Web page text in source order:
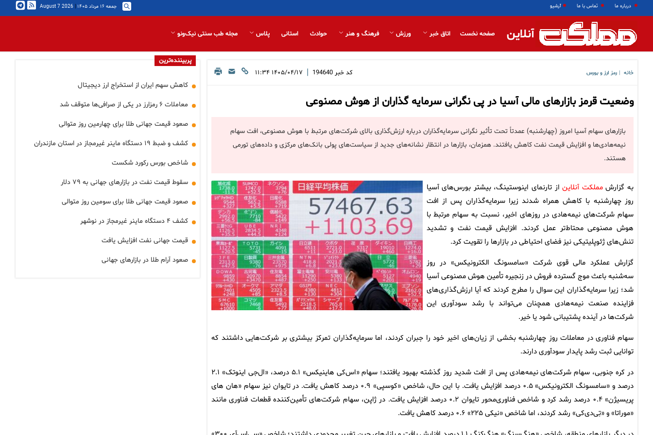
درباره ما تماس با ما آرشیو جمعه ۱۶ مرداد ۱۴۰۵ |
2026 August 7
آنلاین صفحه نخست اتاق خبر ورزش فرهنگ و هنر حوادث استانی پلاس مجله طب سنتی نیک‌ونو
خانه رمز ارز و بورس کد خبر 194640
| ۱۴۰۵/۰۴/۱۷ ۱۱:۳۴
وضعیت قرمز بازارهای مالی آسیا در پی نگرانی سرمایه گذاران از هوش مصنوعی
بازارهای سهام آسیا امروز (چهارشنبه) عمدتاً تحت تأثیر نگرانی سرمایه‌گذاران درباره ارزش‌گذاری بالای شرکت‌های مرتبط با هوش مصنوعی، افت سهام
نیمه‌هادی‌ها و افزایش قیمت نفت کاهش یافتند. همزمان، بازارها در انتظار نشانه‌های جدید از سیاست‌های پولی بانک‌های مرکزی و داده‌های تورمی
هستند.
به گزارشمملکت آنلاین از تارنمای اینوستینگ، بیشتر بورس‌های آسیا
روز چهارشنبه با کاهش همراه شدند زیرا سرمایه‌گذاران پس از افت
سهام شرکت‌های نیمه‌هادی در روزهای اخیر، نسبت به سهام مرتبط با
هوش مصنوعی محتاط‌تر عمل کردند. افزایش قیمت نفت و تشدید
تنش‌های ژئوپلیتیکی نیز فضای احتیاطی در بازارها را تقویت کرد.
گزارش عملکرد مالی قوی شرکت «سامسونگ الکترونیکس» در روز
سه‌شنبه باعث موج گسترده فروش در زنجیره تأمین هوش مصنوعی آسیا
شد؛ زیرا سرمایه‌گذاران این سوال را مطرح کردند که آیا ارزش‌گذاری‌های
فزاینده صنعت نیمه‌هادی همچنان می‌تواند با رشد سودآوری این
شرکت‌ها در آینده پشتیبانی شود یا خیر.
سهام فناوری در معاملات روز چهارشنبه بخشی از زیان‌های اخیر خود را جبران کردند، اما سرمایه‌گذاران تمرکز بیشتری بر شرکت‌هایی داشتند که
توانایی ثبت رشد پایدار سودآوری دارند.
در کره جنوبی، سهام شرکت‌های نیمه‌هادی پس از افت شدید روز گذشته بهبود یافتند؛ سهام «اس‌کی هاینیکس» ۵.۱ درصد، «ال‌جی اینوتک» ۲.۱
درصد و «سامسونگ الکترونیکس» ۰.۵ درصد افزایش یافت. با این حال، شاخص «کوسپی» ۰.۹ درصد کاهش یافت. در تایوان نیز سهام «هان‌ های
پریسیژن» ۰.۴ درصد رشد کرد و شاخص فناوری‌محور تایوان ۰.۲ درصد افزایش یافت. در ژاپن، سهام شرکت‌های تأمین‌کننده قطعات فناوری مانند
«موراتا» و «تِی‌دی‌کی» رشد کردند، اما شاخص «نیکی ۲۲۵» ۰.۶ درصد کاهش یافت.
پربیننده‌ترین
کاهش سهم ایران از استخراج ارز دیجیتال
معاملات ۶ رمزارز در یکی از صرافی‌ها متوقف شد
صعود قیمت جهانی طلا برای چهارمین روز متوالی
کشف و ضبط ۱۹ دستگاه ماینر غیرمجاز در استان مازندران
شاخص بورس رکورد شکست
سقوط قیمت نفت در بازارهای جهانی به ۷۹ دلار
صعود قیمت جهانی طلا برای سومین روز متوالی
کشف ۴ دستگاه ماینر غیرمجاز در نوشهر
قیمت جهانی نفت افزایش یافت
صعود آرام طلا در بازارهای جهانی